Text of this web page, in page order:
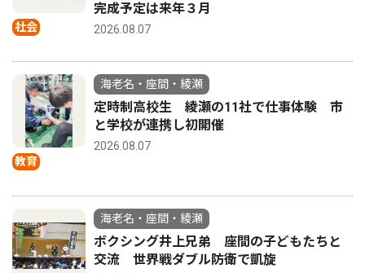
社会
完成予定は来年３月
2026.08.07
教育
海老名・座間・綾瀬
定時制高校生 綾瀬の11社で仕事体験 市
と学校が連携し初開催
2026.08.07
海老名・座間・綾瀬
ボクシング井上兄弟 座間の子どもたちと
交流 世界戦ダブル防衛で凱旋